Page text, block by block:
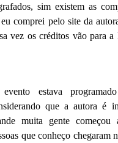
sim existem as
comprei pelo site da
vez os créditos vão para a
estava
que a autora é
muita gente
que conheço